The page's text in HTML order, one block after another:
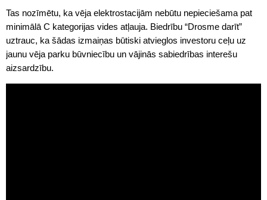
Tas nozīmētu, ka vēja elektrostacijām nebūtu nepieciešama pat
minimālā C kategorijas vides atļauja. Biedrību “Drosme darīt”
uztrauc, ka šādas izmaiņas būtiski atvieglos investoru ceļu uz
jaunu vēja parku būvniecību un vājinās sabiedrības interešu
aizsardzību.